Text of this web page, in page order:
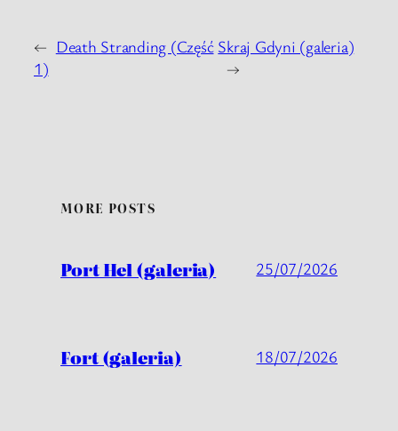
← Death Stranding (Część
1)
Skraj Gdyni (galeria)
→
MORE POSTS
Port Hel (galeria) 25/07/2026
Fort (galeria) 18/07/2026